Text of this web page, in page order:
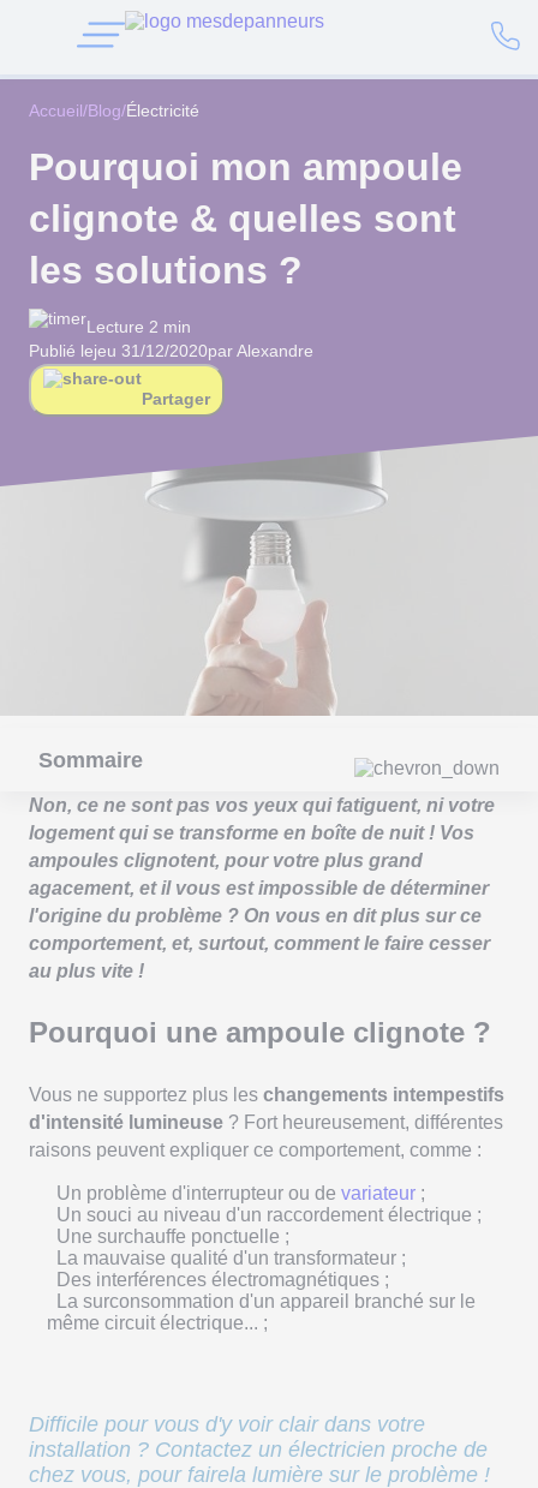
Accueil/Blog/Électricité
Pourquoi mon ampoule
clignote & quelles sont
les solutions ?
Lecture 2 min
Publié lejeu 31/12/2020par Alexandre
Partager
Sommaire
Non, ce ne sont pas vos yeux qui fatiguent, ni votre
logement qui se transforme en boîte de nuit ! Vos
ampoules clignotent, pour votre plus grand
agacement, et il vous est impossible de déterminer
l'origine du problème ? On vous en dit plus sur ce
comportement, et, surtout, comment le faire cesser
au plus vite !
Pourquoi une ampoule clignote ?
Vous ne supportez plus les changements intempestifs
d'intensité lumineuse ? Fort heureusement, différentes
raisons peuvent expliquer ce comportement, comme :
Un problème d'interrupteur ou de variateur ;
Un souci au niveau d'un raccordement électrique ;
Une surchauffe ponctuelle ;
La mauvaise qualité d'un transformateur ;
Des interférences électromagnétiques ;
La surconsommation d'un appareil branché sur le
même circuit électrique... ;
Difficile pour vous d'y voir clair dans votre
installation ? Contactez un électricien proche de
chez vous, pour fairela lumière sur le problème !